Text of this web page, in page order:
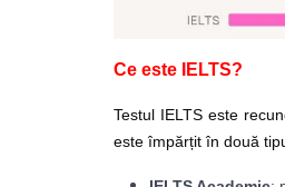
Ce este IELTS?
Testul IELTS este
este împărțit în două